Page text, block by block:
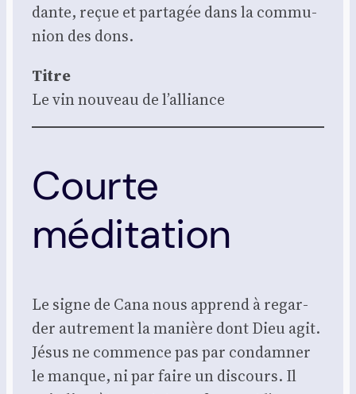
dante, reçue et par­ta­gée dans la com­mu­
nion des dons.
Titre
Le vin nou­veau de l’alliance
Courte
méditation
Le signe de Cana nous apprend à regar­
der autre­ment la manière dont Dieu agit.
Jésus ne com­mence pas par condam­ner
le manque, ni par faire un dis­cours. Il